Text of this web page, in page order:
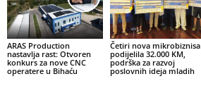
ARAS Production
nastavlja rast: Otvoren
konkurs za nove CNC
operatere u Bihaću
Četiri nova mikrobiznisa
podijelila 32.000 KM,
podrška za razvoj
poslovnih ideja mladih